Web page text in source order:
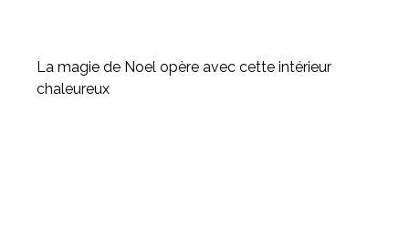
La magie de Noel opère avec cette intérieur
chaleureux